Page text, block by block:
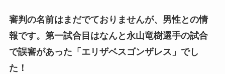
審判の名前はまだでておりませんが、男性との情
報です。第一試合目はなんと永山竜樹選手の試合
で誤審があった「エリザベスゴンザレス」でし
た！